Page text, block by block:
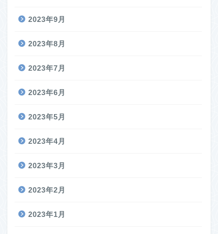
2023年9月
2023年8月
2023年7月
2023年6月
2023年5月
2023年4月
2023年3月
2023年2月
2023年1月